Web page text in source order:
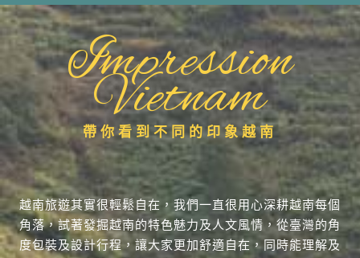
Impression
Vietnam
帶你看到不同的印象越南
越南旅遊其實很輕鬆自在，我們一直很用心深耕越南每個
角落，試著發掘越南的特色魅力及人文風情，從臺灣的角
度包裝及設計行程，讓大家更加舒適自在，同時能理解及